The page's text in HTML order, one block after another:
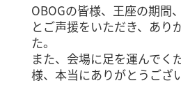
OBOGの皆様、王座の期間
とご声援をいただき、あり
た。
また、会場に足を運んでく
様、本当にありがとうござ